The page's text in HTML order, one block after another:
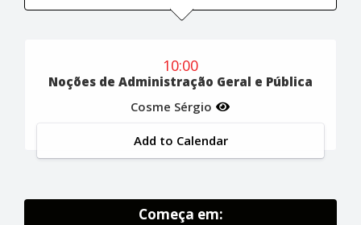
10:00
Noções de Administração Geral e Pública
Cosme Sérgio
Add to Calendar
Começa em: